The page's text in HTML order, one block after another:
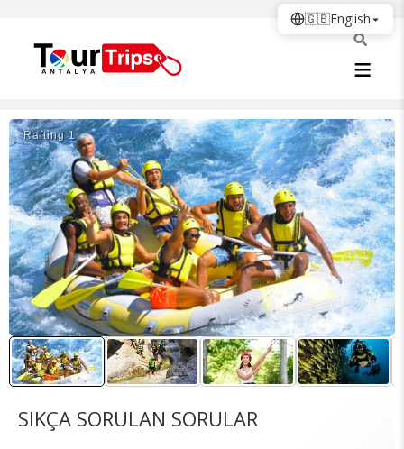
Rafti̇ng 1
SIKÇA SORULAN SORULAR
🇬🇧English